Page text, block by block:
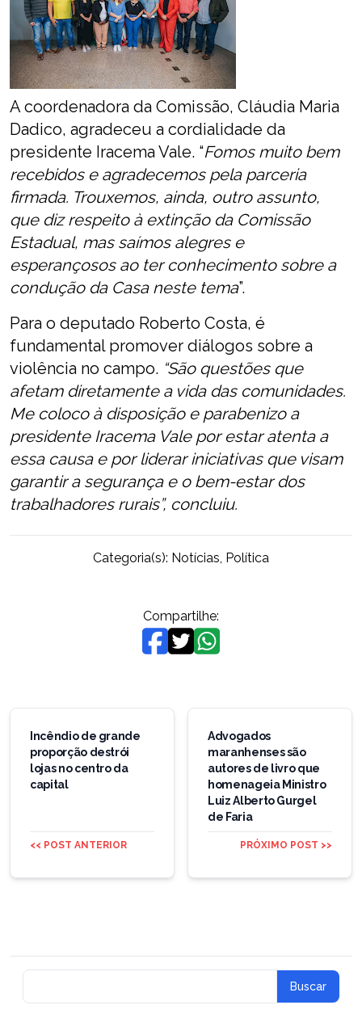
A coordenadora da Comissão, Cláudia Maria
Dadico, agradeceu a cordialidade da
presidente Iracema Vale. “Fomos muito bem
recebidos e agradecemos pela parceria
firmada. Trouxemos, ainda, outro assunto,
que diz respeito à extinção da Comissão
Estadual, mas saímos alegres e
esperançosos ao ter conhecimento sobre a
condução da Casa neste tema”.
Para o deputado Roberto Costa, é
fundamental promover diálogos sobre a
violência no campo. “São questões que
afetam diretamente a vida das comunidades.
Me coloco à disposição e parabenizo a
presidente Iracema Vale por estar atenta a
essa causa e por liderar iniciativas que visam
garantir a segurança e o bem-estar dos
trabalhadores rurais”, concluiu.
Categoria(s): Notícias, Política
Compartilhe:
Navegação
Post
Incêndio de grande
proporção destrói
lojas no centro da
capital
<< POST ANTERIOR
Advogados
maranhenses são
autores de livro que
homenageia Ministro
Luiz Alberto Gurgel
de Faria
PRÓXIMO POST >>